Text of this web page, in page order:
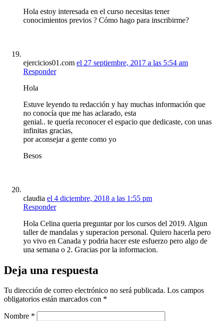
Hola estoy interesada en el curso necesitas tener
conocimientos previos ? Cómo hago para inscribirme?
ejercicios01.com el 27 septiembre, 2017 a las 5:54 am
Responder
Hola
Estuve leyendo tu redacción y hay muchas información que
no conocía que me has aclarado, esta
genial.. te quería reconocer el espacio que dedicaste, con unas
infinitas gracias,
por aconsejar a gente como yo
Besos
claudia el 4 diciembre, 2018 a las 1:55 pm
Responder
Hola Celina queria preguntar por los cursos del 2019. Algun
taller de mandalas y superacion personal. Quiero hacerla pero
yo vivo en Canada y podria hacer este esfuerzo pero algo de
una semana o 2. Gracias por la informacion.
Deja una respuesta
Tu dirección de correo electrónico no será publicada. Los campos
obligatorios están marcados con *
Nombre *